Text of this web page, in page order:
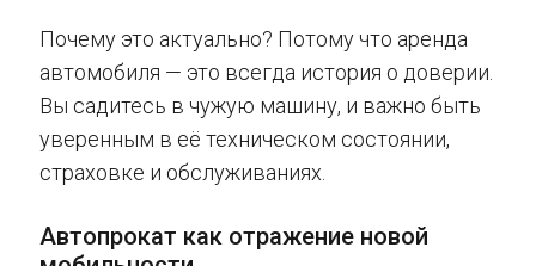
Почему это актуально? Потому что аренда
автомобиля — это всегда история о доверии.
Вы садитесь в чужую машину, и важно быть
уверенным в её техническом состоянии,
страховке и обслуживаниях.
Автопрокат как отражение новой